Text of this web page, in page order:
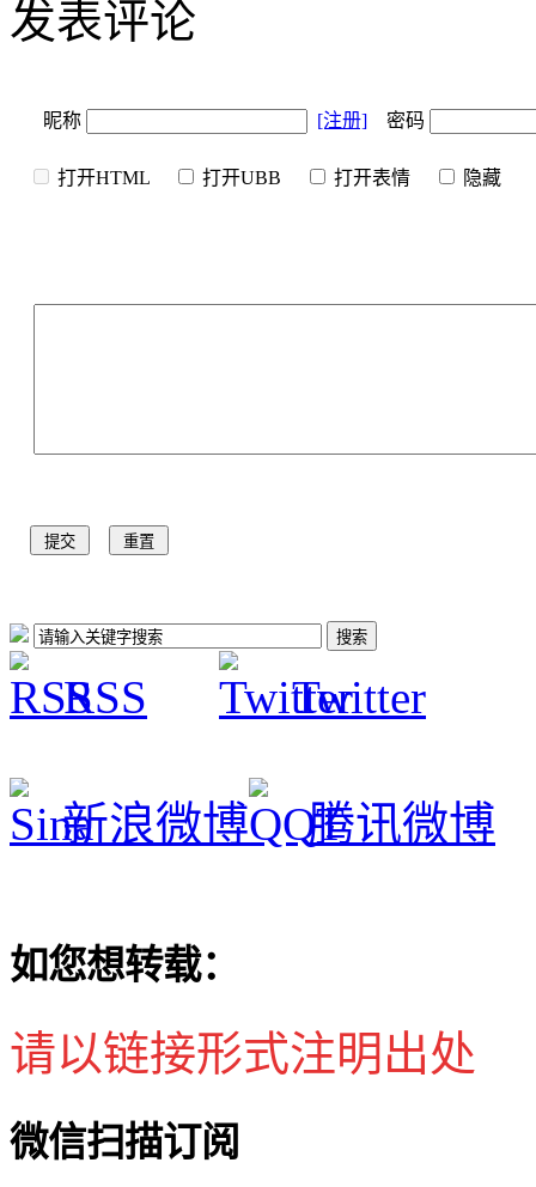
发表评论
昵称 [注册] 密码
打开HTML 打开UBB 打开表情 隐
RSS Twitter
新浪微博 腾讯微博
如您想转载：
请以链接形式注明出处
微信扫描订阅